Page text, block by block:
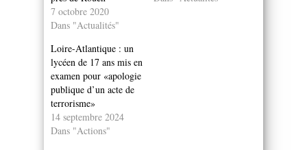
7 octobre 2020
Dans "Actualités"
Loire-Atlantique : un
lycéen de 17 ans mis en
examen pour «apologie
publique d’un acte de
terrorisme»
14 septembre 2024
Dans "Actions"